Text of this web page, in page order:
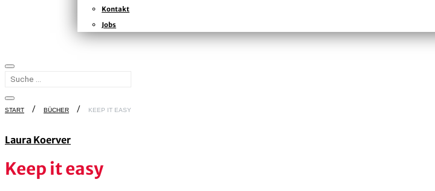
Kontakt
Jobs
START BÜCHER KEEP IT EASY
Laura Koerver
Keep it easy